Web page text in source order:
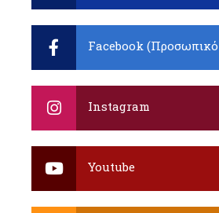
Facebook
Instagram
Youtube